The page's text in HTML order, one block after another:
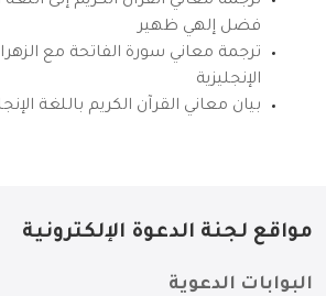
فضل إلهي ظهير
ترجمة معاني سورة الفاتحة مع
الإنجليزية
بيان معاني القرآن الكريم باللغة
مواقع لجنة الدعوة الإلكترونية
البوابات الدعوية